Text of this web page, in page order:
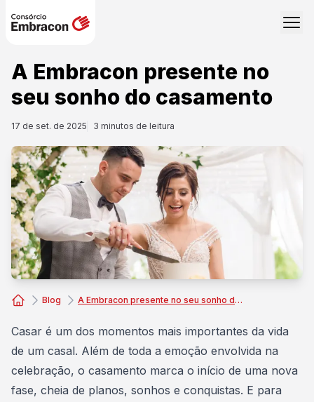
A Embracon presente no
seu sonho do casamento
17 de set. de 2025 3 minutos de leitura
Blog A Embracon presente no seu sonho do casamento
Casar é um dos momentos mais importantes da vida
de um casal. Além de toda a emoção envolvida na
celebração, o casamento marca o início de uma nova
fase, cheia de planos, sonhos e conquistas. E para